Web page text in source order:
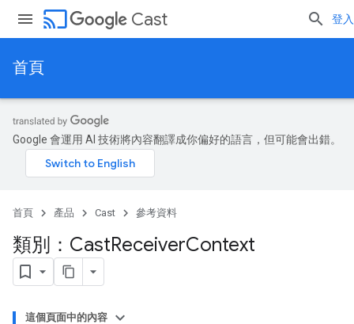
cast Cast 登入
首頁
Google 會運用 AI 技術將內容翻譯成你偏好的語言，但可能會出錯。
首頁 產品 Cast 參考資料
類別：CastReceiverContext
這個頁面中的內容